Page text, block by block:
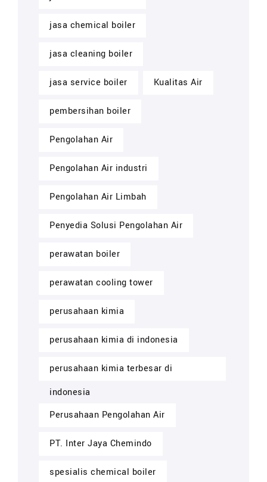
jasa chemical boiler
jasa cleaning boiler
jasa service boiler Kualitas Air
pembersihan boiler
Pengolahan Air
Pengolahan Air industri
Pengolahan Air Limbah
Penyedia Solusi Pengolahan Air
perawatan boiler
perawatan cooling tower
perusahaan kimia
perusahaan kimia di indonesia
perusahaan kimia terbesar di
indonesia
Perusahaan Pengolahan Air
PT. Inter Jaya Chemindo
spesialis chemical boiler